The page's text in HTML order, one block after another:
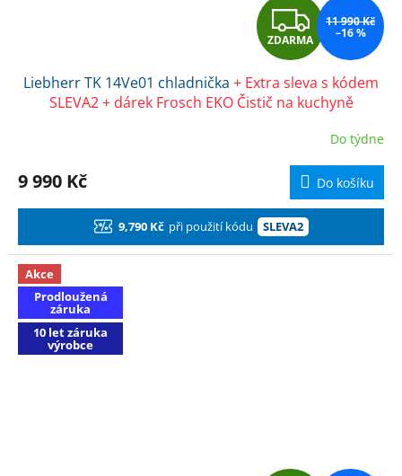
Z
D
A
R
M
A
ZDARMA
11 990 Kč
–16 %
Liebherr TK 14Ve01 chladnička + Extra sleva s kódem
SLEVA2 + dárek Frosch EKO Čistič na kuchyně
Do týdne
9 990 Kč Do košíku
9,790 Kč při použití kódu SLEVA2
Akce
Prodloužená
záruka
10 let záruka
výrobce